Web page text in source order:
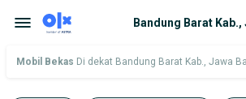
Bandung Barat Kab.,
Mobil Bekas Di dekat Bandung Barat Kab., Jawa